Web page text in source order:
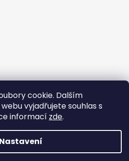
cookie. Dalším
vyjadřujete souhlas s
informací zde.
Nastavení